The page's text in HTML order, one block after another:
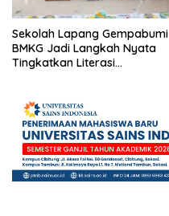
Sekolah Lapang Gempabumi
BMKG Jadi Langkah Nyata
Tingkatkan Literasi